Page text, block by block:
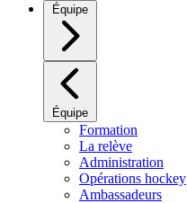
Équipe
Équipe
Formation
La relève
Administration
Opérations hockey
Ambassadeurs